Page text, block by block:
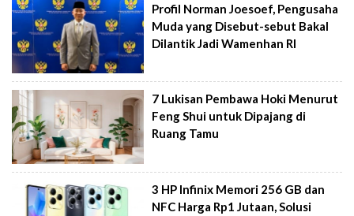
Profil Norman Joesoef, Pengusaha
Muda yang Disebut-sebut Bakal
Dilantik Jadi Wamenhan RI
7 Lukisan Pembawa Hoki Menurut
Feng Shui untuk Dipajang di
Ruang Tamu
3 HP Infinix Memori 256 GB dan
NFC Harga Rp1 Jutaan, Solusi